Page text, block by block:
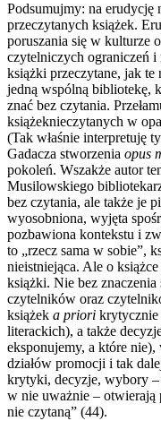
Podsumujmy: na erudycję
przeczytanych książek.
poruszania się w kulturze
czytelniczych ograniczeń
książki przeczytane, jak te
jedną wspólną bibliotekę,
znać bez czytania.
książeknieczytanych w
(Tak właśnie interpretuję
Gadacza stworzenia opus
pokoleń. Wszakże autor
Musilowskiego
bez czytania, ale także je
wyosobniona, wyjęta
pozbawiona kontekstu i
to „rzecz sama w sobie”,
nieistniejąca. Ale o
książki. Nie bez
czytelników oraz
książek a priori
literackich), a także
eksponujemy, a które
działów promocji i tak
krytyki, decyzje, wybory –
w nie uważnie – otwierają
nie czytaną” (44).